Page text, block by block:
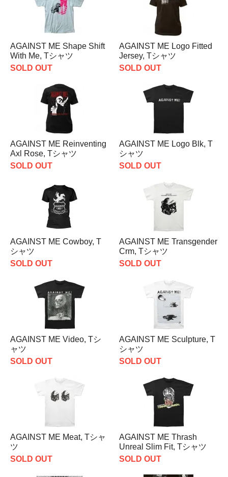
AGAINST ME Shape Shift
With Me, Tシャツ
SOLD OUT
AGAINST ME Logo Fitted
Jersey, Tシャツ
SOLD OUT
AGAINST ME Reinventing
Axl Rose, Tシャツ
SOLD OUT
AGAINST ME Logo Blk, T
シャツ
SOLD OUT
AGAINST ME Cowboy, T
シャツ
SOLD OUT
AGAINST ME Transgender
Crm, Tシャツ
SOLD OUT
AGAINST ME Video, Tシ
ャツ
SOLD OUT
AGAINST ME Sculpture, T
シャツ
SOLD OUT
AGAINST ME Meat, Tシャ
ツ
SOLD OUT
AGAINST ME Thrash
Unreal Slim Fit, Tシャツ
SOLD OUT